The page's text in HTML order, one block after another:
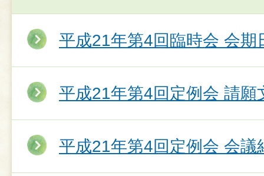
平成21年第4回臨時会 会期
平成21年第4回定例会 請願
平成21年第4回定例会 会議